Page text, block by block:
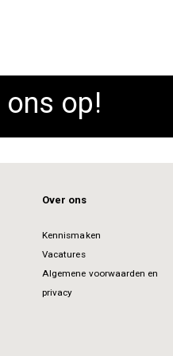
op!
Over ons
Kennismaken
Vacatures
Algemene voorwaarden en
privacy